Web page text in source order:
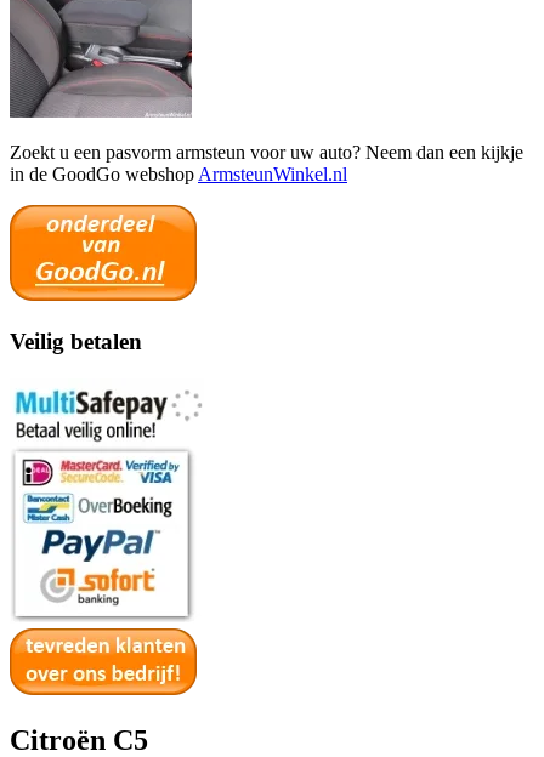
Zoekt u een pasvorm armsteun voor uw auto? Neem dan een kijkje
in de GoodGo webshop ArmsteunWinkel.nl
Veilig betalen
Citroën C5